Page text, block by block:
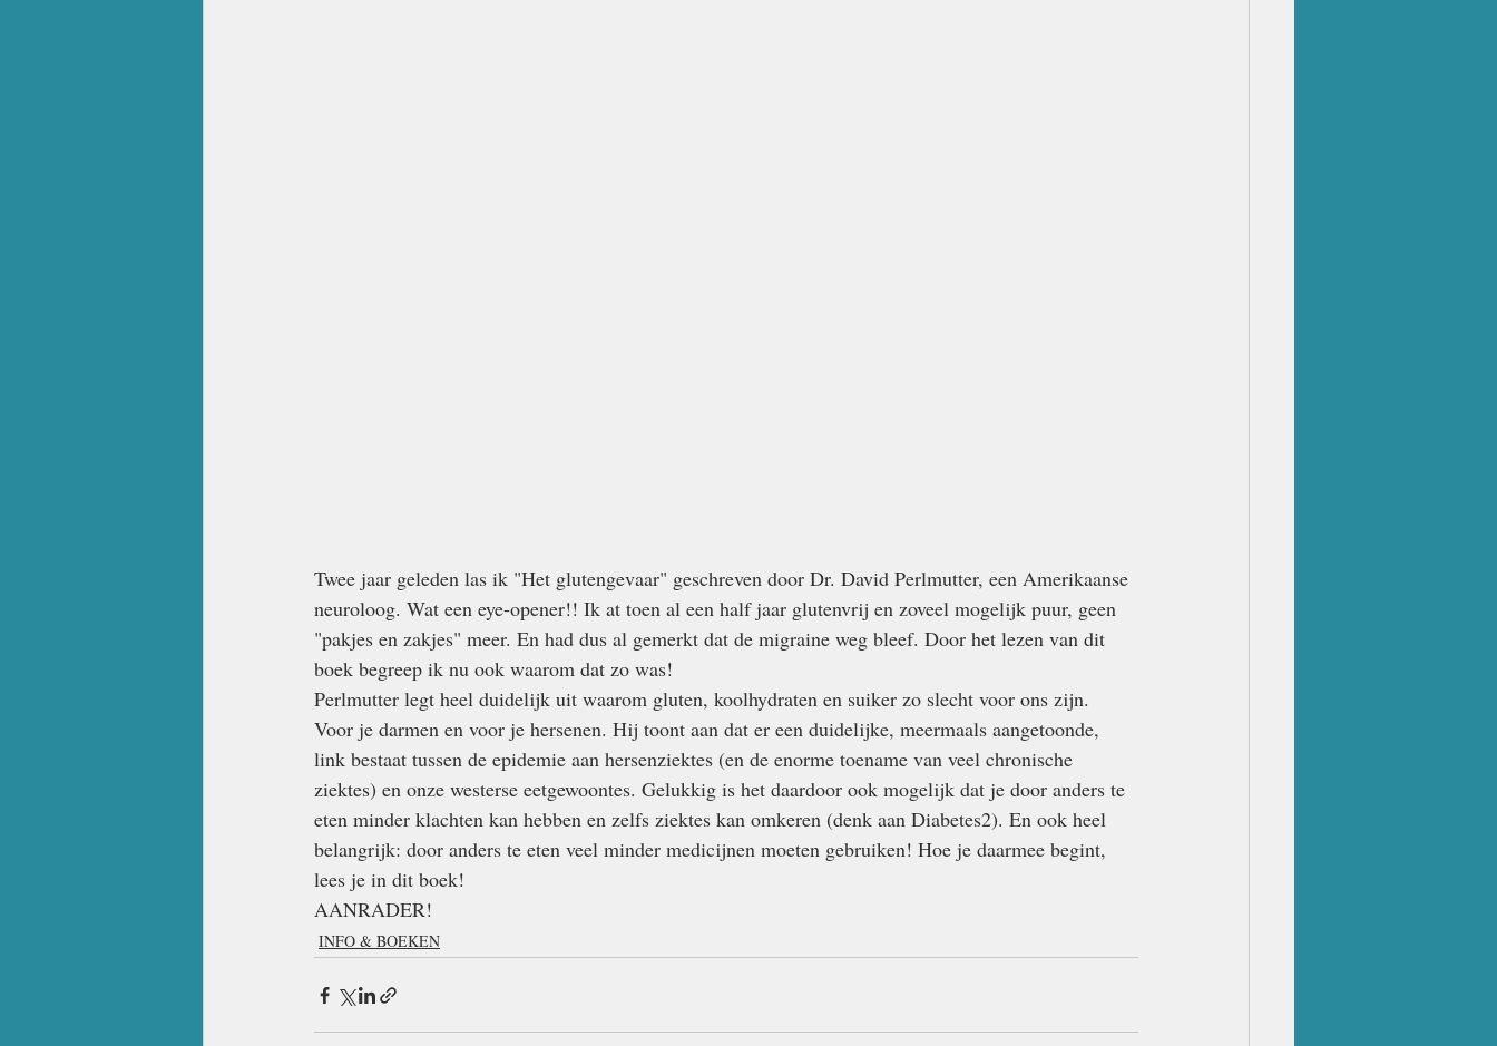
Twee jaar geleden las ik "Het glutengevaar" geschreven door Dr. David Perlmutter, een Amerikaanse
neuroloog. Wat een eye-opener!! Ik at toen al een half jaar glutenvrij en zoveel mogelijk puur, geen
"pakjes en zakjes" meer. En had dus al gemerkt dat de migraine weg bleef. Door het lezen van dit
boek begreep ik nu ook waarom dat zo was!
Perlmutter legt heel duidelijk uit waarom gluten, koolhydraten en suiker zo slecht voor ons zijn.
Voor je darmen en voor je hersenen. Hij toont aan dat er een duidelijke, meermaals aangetoonde,
link bestaat tussen de epidemie aan hersenziektes (en de enorme toename van veel chronische
ziektes) en onze westerse eetgewoontes. Gelukkig is het daardoor ook mogelijk dat je door anders te
eten minder klachten kan hebben en zelfs ziektes kan omkeren (denk aan Diabetes2). En ook heel
belangrijk: door anders te eten veel minder medicijnen moeten gebruiken! Hoe je daarmee begint,
lees je in dit boek!
AANRADER!
INFO & BOEKEN